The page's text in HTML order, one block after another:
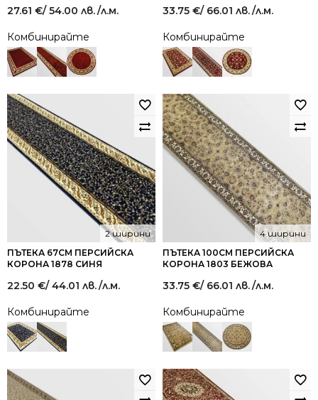
27.61 €/ 54.00 лв./л.м.
Комбинирайте
33.75 €/ 66.01 лв./л.м.
Комбинирайте
ПЪТЕКА 67СМ ПЕРСИЙСКА
КОРОНА 1878 СИНЯ
2 ширини
22.50 €/ 44.01 лв./л.м.
Комбинирайте
ПЪТЕКА 100СМ ПЕРСИЙСКА
КОРОНА 1803 БЕЖОВА
4 ширини
33.75 €/ 66.01 лв./л.м.
Комбинирайте